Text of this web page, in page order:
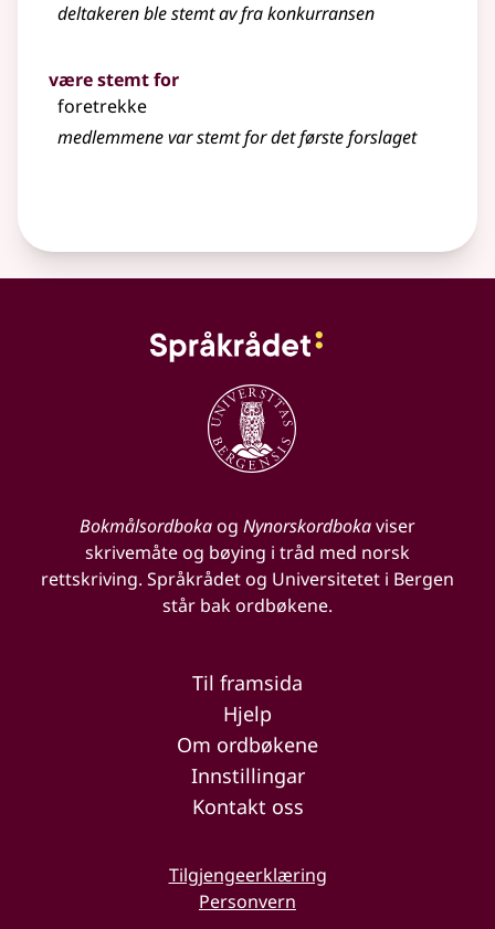
deltakeren ble stemt av fra konkurransen
være stemt for
foretrekke
medlemmene var stemt for det første forslaget
Bokmålsordbokaog Nynorskordbokaviser
skrivemåte og bøying i tråd med norsk
rettskriving. Språkrådet og Universitetet i Bergen
står bak ordbøkene.
Til framsida
Hjelp
Om ordbøkene
Innstillingar
Kontakt oss
Tilgjengeerklæring
Personvern